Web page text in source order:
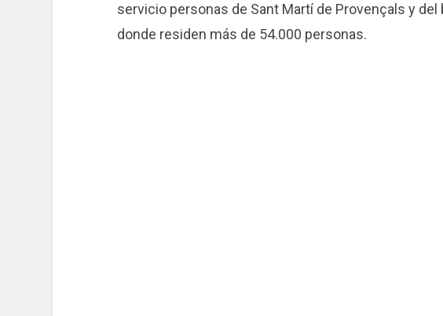
servicio personas de Sant Martí de Provençals y del
donde residen más de 54.000 personas.